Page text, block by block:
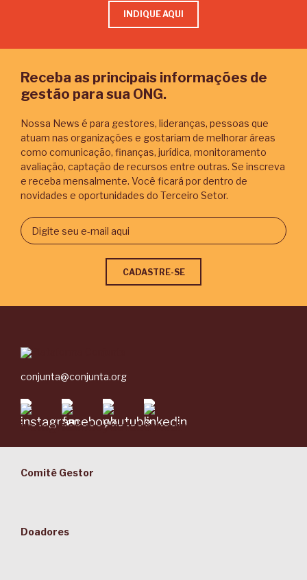
INDIQUE AQUI
Receba as principais informações de
gestão para sua ONG.
Nossa News é para gestores, lideranças, pessoas que
atuam nas organizações e gostariam de melhorar áreas
como comunicação, finanças, jurídica, monitoramento
avaliação, captação de recursos entre outras. Se inscreva
e receba mensalmente. Você ficará por dentro de
novidades e oportunidades do Terceiro Setor.
conjunta@conjunta.org
Comitê Gestor
Doadores